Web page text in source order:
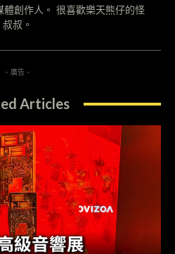
體創作人。 很喜歡樂天熊仔的怪
叔叔。
- 廣告 -
Articles